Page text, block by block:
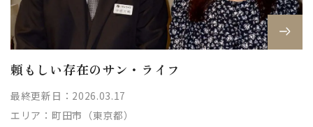
頼もしい存在のサン・ライフ
最終更新日：2026.03.17
エリア： 町田市（東京都）